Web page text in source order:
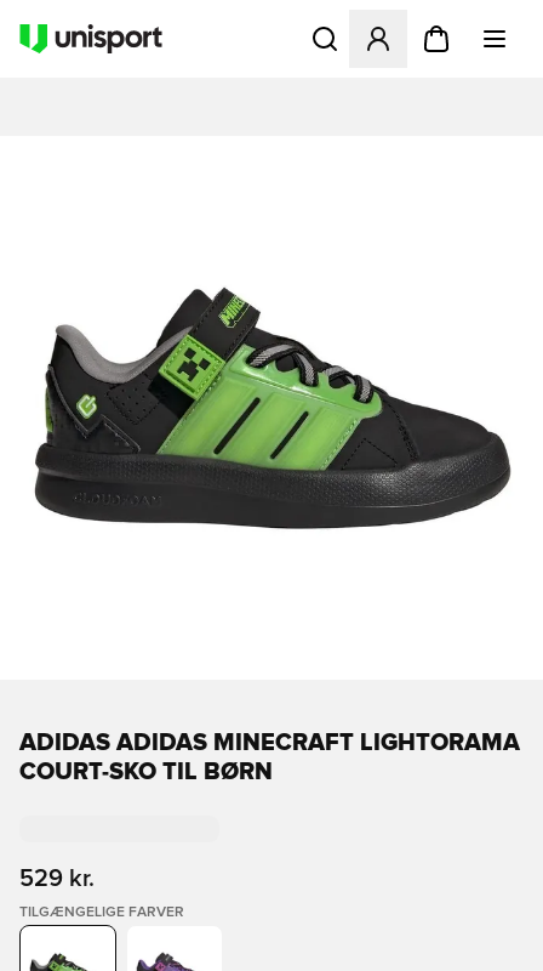
Åbner en Modal til at
ADIDAS ADIDAS MINECRAFT LIGHTORAMA
COURT-SKO TIL BØRN
529 kr.
TILGÆNGELIGE FARVER